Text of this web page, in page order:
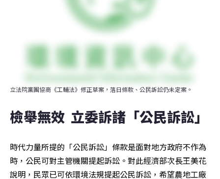
立法院黨團協商《工輔法》修正草案，落日條款、公民訴訟仍未定案。
檢舉無效  立委訴諸「公民訴訟」
時代力量所提的「公民訴訟」條款是面對地方政府不作為
時，公民可對主管機關提起訴訟。對此經濟部次長王美花
說明，民眾已可依環境法規提起公民訴訟，希望農地工廠